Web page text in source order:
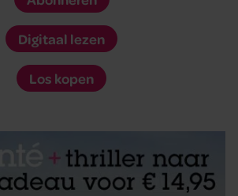
Digitaal lezen
Los kopen